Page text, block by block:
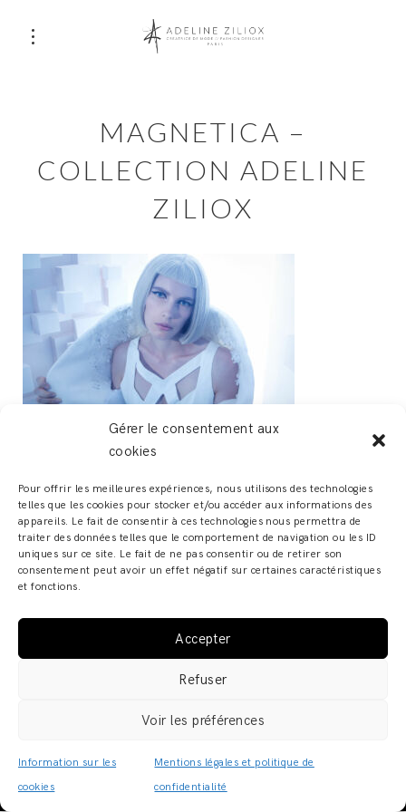
Gérer le consentement aux
cookies
Pour offrir les meilleures expériences, nous utilisons des technologies
telles que les cookies pour stocker et/ou accéder aux informations des
appareils. Le fait de consentir à ces technologies nous permettra de
traiter des données telles que le comportement de navigation ou les ID
uniques sur ce site. Le fait de ne pas consentir ou de retirer son
consentement peut avoir un effet négatif sur certaines caractéristiques
et fonctions.
Accepter
Refuser
Voir les préférences
Information sur les
cookies
Mentions légales et politique de
confidentialité
MAGNETICA –
COLLECTION ADELINE
ZILIOX
© 2019 · ADELINE ZILIOX · MENTIONS LÉGALES /
POLITIQUE DE CONFIDENTIALITÉ